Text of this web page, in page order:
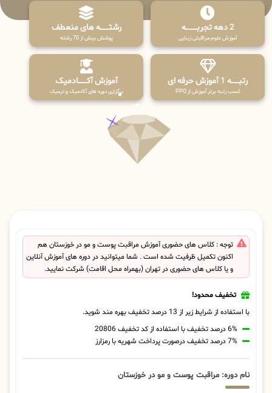
2 دهه تجربـــــــــه
آموزش علوم مراقبتی زیبایی
رشتـــــــه های منعطف
پوشش بیش از 70 رشته
رتبــــــه 1 آموزش حرفه ای
کسب رتبه برتر آموزش از PPQ
آموزش آکـــــــادمیک
برگزاری دوره های آکادمیک و ترمیک
توجه : کلاس های حضوری آموزش مراقبت پوست و مو در خوزستان هم
اکنون تکمیل ظرفیت شده است . شما میتوانید در دوره های آموزش آنلاین
و یا کلاس های حضوری در تهران (بهمراه محل اقامت) شرکت نمایید.
تخفیف محدود!
با استفاده از شرایط زیر از 13 درصد تخفیف بهره مند شوید.
6% درصد تخفیف با استفاده از کد تخفیف 20806
7% درصد تخفیف درصورت پرداخت شهریه با رمزارز
نام دوره: مراقبت پوست و مو در خوزستان